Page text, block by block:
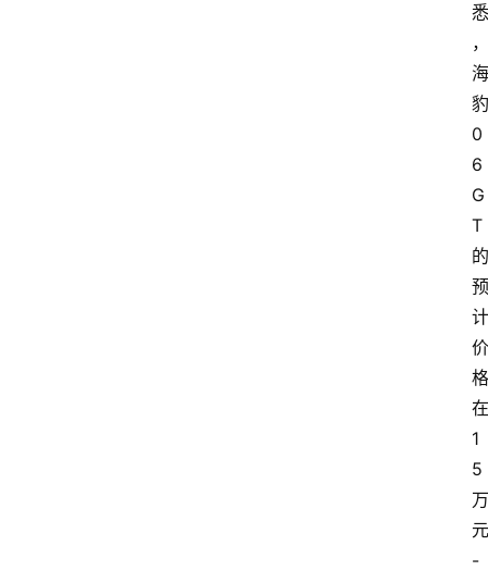
悉
，
海
豹
0
6
G
T
的
预
计
价
格
在
1
5
万
元
-